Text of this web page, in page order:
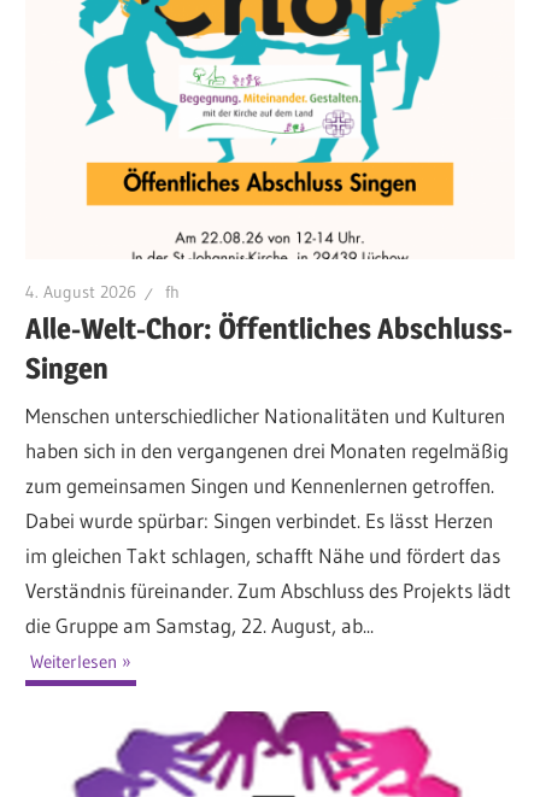
4. August 2026 fh
Alle-Welt-Chor: Öffentliches Abschluss-
Singen
Menschen unterschiedlicher Nationalitäten und Kulturen
haben sich in den vergangenen drei Monaten regelmäßig
zum gemeinsamen Singen und Kennenlernen getroffen.
Dabei wurde spürbar: Singen verbindet. Es lässt Herzen
im gleichen Takt schlagen, schafft Nähe und fördert das
Verständnis füreinander. Zum Abschluss des Projekts lädt
die Gruppe am Samstag, 22. August, ab...
Weiterlesen